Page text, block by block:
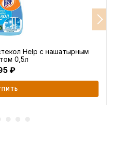
Help с нашатырным
0,5л